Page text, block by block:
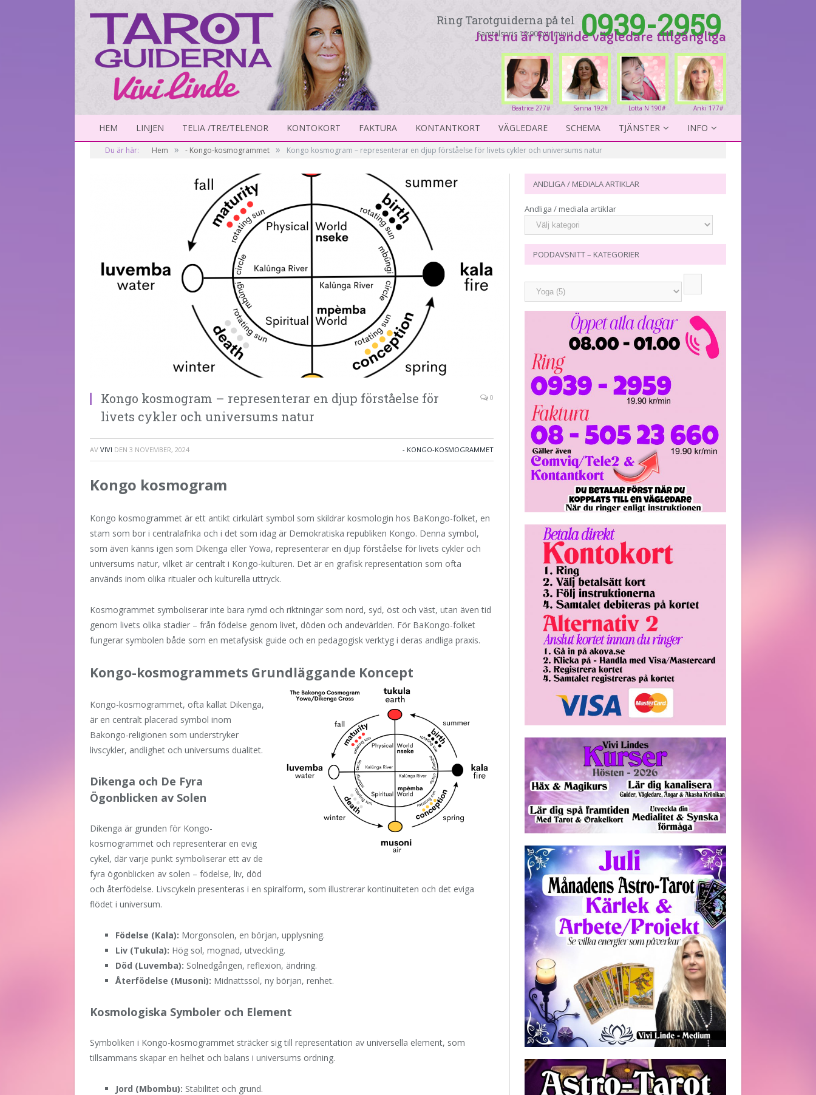
Ring Tarotguiderna på tel
Samtalspris 19:90 per minut. 0939-2959
Just nu är följande vägledare tillgängliga
Anki 177#
Lotta N 190#
Sanna 192#
Beatrice 277#
HEM LINJEN TELIA /TRE/TELENOR KONTOKORT FAKTURA KONTANTKORT VÄGLEDARE SCHEMA TJÄNSTER INFO
Du är här: Hem » - Kongo-kosmogrammet » Kongo kosmogram – representerar en djup förståelse för livets cykler och universums natur
Kongo kosmogram – representerar en djup förståelse för
livets cykler och universums natur
0
AV VIVI DEN 3 NOVEMBER, 2024 - KONGO-KOSMOGRAMMET
Kongo kosmogram
Kongo kosmogrammet är ett antikt cirkulärt symbol som skildrar kosmologin hos BaKongo-folket, en
stam som bor i centralafrika och i det som idag är Demokratiska republiken Kongo. Denna symbol,
som även känns igen som Dikenga eller Yowa, representerar en djup förståelse för livets cykler och
universums natur, vilket är centralt i Kongo-kulturen. Det är en grafisk representation som ofta
används inom olika ritualer och kulturella uttryck.
Kosmogrammet symboliserar inte bara rymd och riktningar som nord, syd, öst och väst, utan även tid
genom livets olika stadier – från födelse genom livet, döden och andevärlden. För BaKongo-folket
fungerar symbolen både som en metafysisk guide och en pedagogisk verktyg i deras andliga praxis.
Kongo-kosmogrammets Grundläggande Koncept
Kongo-kosmogrammet, ofta kallat Dikenga,
är en centralt placerad symbol inom
Bakongo-religionen som understryker
livscykler, andlighet och universums dualitet.
Dikenga och De Fyra
Ögonblicken av Solen
Dikenga är grunden för Kongo-
kosmogrammet och representerar en evig
cykel, där varje punkt symboliserar ett av de
fyra ögonblicken av solen – födelse, liv, död
och återfödelse. Livscykeln presenteras i en spiralform, som illustrerar kontinuiteten och det eviga
flödet i universum.
Födelse (Kala): Morgonsolen, en början, upplysning.
Liv (Tukula): Hög sol, mognad, utveckling.
Död (Luvemba): Solnedgången, reflexion, ändring.
Återfödelse (Musoni): Midnattssol, ny början, renhet.
Kosmologiska Symboler och Element
Symboliken i Kongo-kosmogrammet sträcker sig till representation av universella element, som
tillsammans skapar en helhet och balans i universums ordning.
Jord (Mbombu): Stabilitet och grund.
ANDLIGA / MEDIALA ARTIKLAR
Andliga / mediala artiklar
PODDAVSNITT – KATEGORIER